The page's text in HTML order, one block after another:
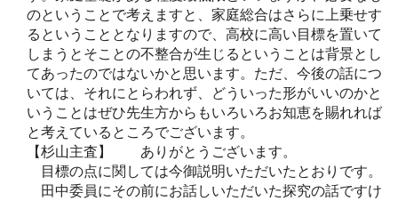
のということで考えますと、家庭総合はさらに上乗せす
るということとなりますので、高校に高い目標を置いて
しまうとそことの不整合が生じるということは背景とし
てあったのではないかと思います。ただ、今後の話につ
いては、それにとらわれず、どういった形がいいのかと
いうことはぜひ先生方からもいろいろお知恵を賜れれば
と考えているところでございます。
【杉山主査】 ありがとうございます。
目標の点に関しては今御説明いただいたとおりです。
田中委員にその前にお話しいただいた探究の話ですけ